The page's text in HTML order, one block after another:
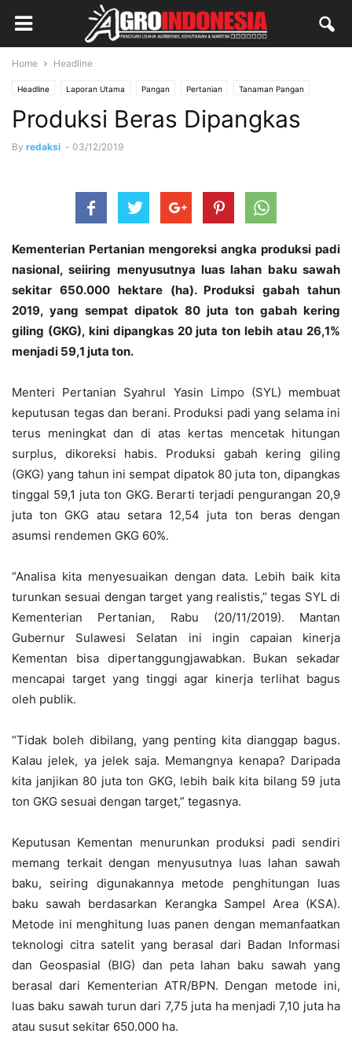
Home Headline
Headline Laporan Utama Pangan Pertanian Tanaman Pangan
Produksi Beras Dipangkas
By redaksi - 03/12/2019
Kementerian Pertanian mengoreksi angka produksi padi
nasional, seiiring menyusutnya luas lahan baku sawah
sekitar 650.000 hektare (ha). Produksi gabah tahun
2019, yang sempat dipatok 80 juta ton gabah kering
giling (GKG), kini dipangkas 20 juta ton lebih atau 26,1%
menjadi 59,1 juta ton.
Menteri Pertanian Syahrul Yasin Limpo (SYL) membuat
keputusan tegas dan berani. Produksi padi yang selama ini
terus meningkat dan di atas kertas mencetak hitungan
surplus, dikoreksi habis. Produksi gabah kering giling
(GKG) yang tahun ini sempat dipatok 80 juta ton, dipangkas
tinggal 59,1 juta ton GKG. Berarti terjadi pengurangan 20,9
juta ton GKG atau setara 12,54 juta ton beras dengan
asumsi rendemen GKG 60%.
“Analisa kita menyesuaikan dengan data. Lebih baik kita
turunkan sesuai dengan target yang realistis,” tegas SYL di
Kementerian Pertanian, Rabu (20/11/2019). Mantan
Gubernur Sulawesi Selatan ini ingin capaian kinerja
Kementan bisa dipertanggungjawabkan. Bukan sekadar
mencapai target yang tinggi agar kinerja terlihat bagus
oleh publik.
“Tidak boleh dibilang, yang penting kita dianggap bagus.
Kalau jelek, ya jelek saja. Memangnya kenapa? Daripada
kita janjikan 80 juta ton GKG, lebih baik kita bilang 59 juta
ton GKG sesuai dengan target,” tegasnya.
Keputusan Kementan menurunkan produksi padi sendiri
memang terkait dengan menyusutnya luas lahan sawah
baku, seiring digunakannya metode penghitungan luas
baku sawah berdasarkan Kerangka Sampel Area (KSA).
Metode ini menghitung luas panen dengan memanfaatkan
teknologi citra satelit yang berasal dari Badan Informasi
dan Geospasial (BIG) dan peta lahan baku sawah yang
berasal dari Kementerian ATR/BPN. Dengan metode ini,
luas baku sawah turun dari 7,75 juta ha menjadi 7,10 juta ha
atau susut sekitar 650.000 ha.